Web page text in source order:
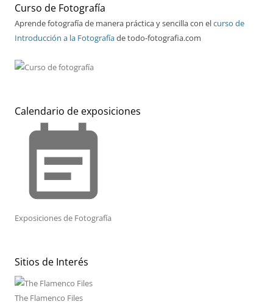
Curso de Fotografía
Aprende fotografía de manera práctica y sencilla con elcurso de
Introducción a la Fotografíade todo-fotografia.com
Calendario de exposiciones
event_note
Exposiciones de Fotografía
Sitios de Interés
The Flamenco Files